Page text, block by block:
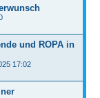
und ROPA in
17:02